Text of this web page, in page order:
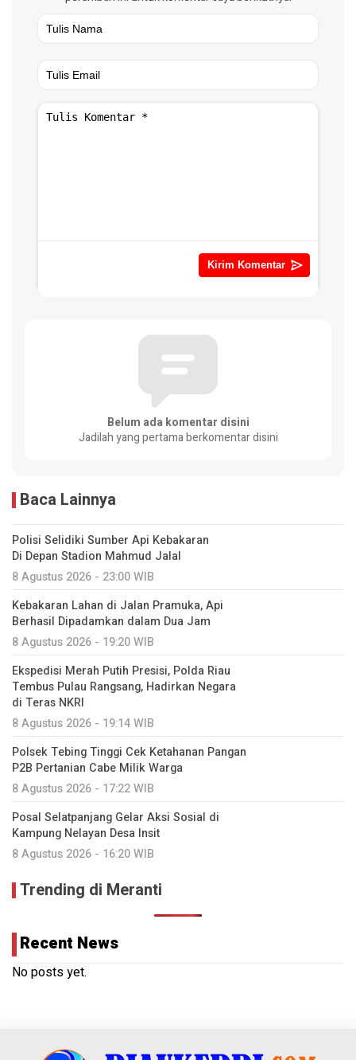
Belum ada komentar disini
Jadilah yang pertama berkomentar disini
Baca Lainnya
Polisi Selidiki Sumber Api Kebakaran
Di Depan Stadion Mahmud Jalal
8 Agustus 2026 - 23:00 WIB
Kebakaran Lahan di Jalan Pramuka, Api
Berhasil Dipadamkan dalam Dua Jam
8 Agustus 2026 - 19:20 WIB
Ekspedisi Merah Putih Presisi, Polda Riau
Tembus Pulau Rangsang, Hadirkan Negara
di Teras NKRI
8 Agustus 2026 - 19:14 WIB
Polsek Tebing Tinggi Cek Ketahanan Pangan
P2B Pertanian Cabe Milik Warga
8 Agustus 2026 - 17:22 WIB
Posal Selatpanjang Gelar Aksi Sosial di
Kampung Nelayan Desa Insit
8 Agustus 2026 - 16:20 WIB
Trending di Meranti
Recent News
No posts yet.